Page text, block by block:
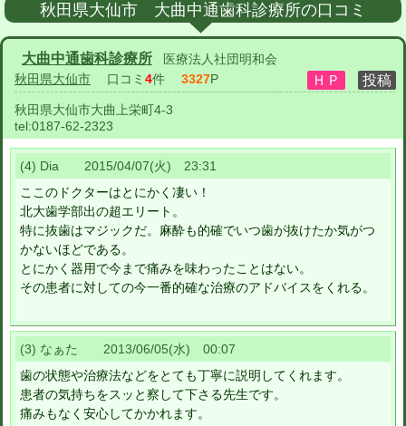
秋田県大仙市 大曲中通歯科診療所の口コミ
大曲中通歯科診療所
医療法人社団明和会
秋田県大仙市 口コミ 4件 3327P
秋田県大仙市大曲上栄町4-3
tel:0187-62-2323
(4) Dia 2015/04/07(火) 23:31
ここのドクターはとにかく凄い！
北大歯学部出の超エリート。
特に抜歯はマジックだ。麻酔も的確でいつ歯が抜けたか気がつ
かないほどである。
とにかく器用で今まで痛みを味わったことはない。
その患者に対しての今一番的確な治療のアドバイスをくれる。
(3) なぁた 2013/06/05(水) 00:07
歯の状態や治療法などをとても丁寧に説明してくれます。
患者の気持ちをスッと察して下さる先生です。
痛みもなく安心してかかれます。